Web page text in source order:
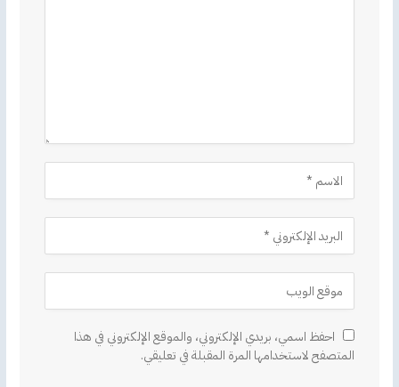
احفظ اسمي، بريدي الإلكتروني، والموقع الإلكتروني في هذا
المتصفح لاستخدامها المرة المقبلة في تعليقي.